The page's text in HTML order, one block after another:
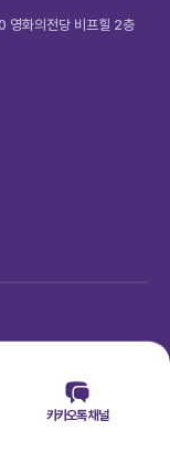
영화의전당 비프힐 2층
카카오톡 채널